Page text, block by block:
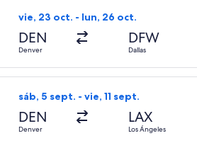
vie, 23 oct. - lun, 26 oct.
DEN
Denver
DFW
Dallas
Seleccionar vuelo de Frontier
sáb, 5 sept. - vie, 11 sept.
DEN
Denver
LAX
Los Ángeles
Seleccionar vuelo de Southwest